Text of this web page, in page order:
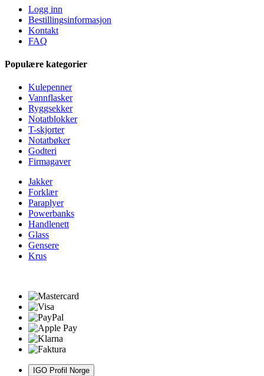
Logg inn
Bestillingsinformasjon
Kontakt
FAQ
Populære kategorier
Kulepenner
Vannflasker
Ryggsekker
Notatblokker
T-skjorter
Notatbøker
Godteri
Firmagaver
Jakker
Forklær
Paraplyer
Powerbanks
Handlenett
Glass
Gensere
Krus
IGO Profil Norge